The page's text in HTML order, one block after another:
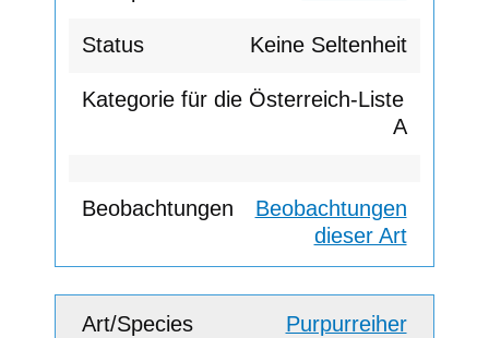
Keine Seltenheit
A
Beobachtungen
dieser Art
Purpurreiher